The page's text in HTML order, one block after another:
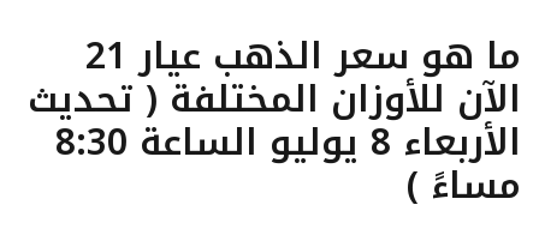
ما هو سعر الذهب عيار 21
الآن للأوزان المختلفة ( تحديث
الأربعاء 8 يوليو الساعة 8:30
مساءً )